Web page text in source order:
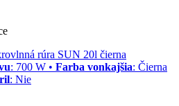
rúra SUN 20l čierna
: 700 W • Farba vonkajšia: Čierna
: Nie